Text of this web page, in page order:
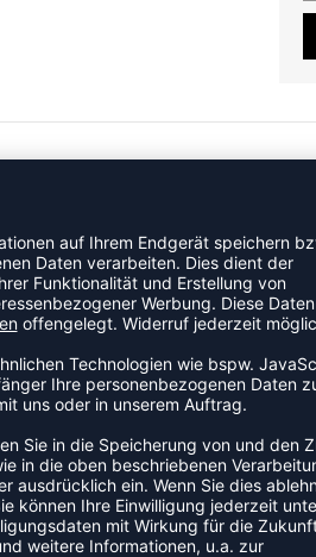
besteht aus Sweatstoff mit
elastischen Bund und zwei
Winkel runden den Look ab.